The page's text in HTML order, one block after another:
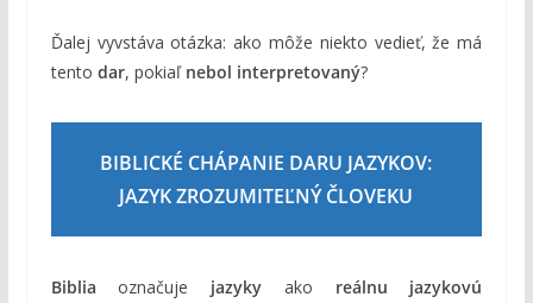
Ďalej vyvstáva otázka: ako môže niekto vedieť, že má
tento dar, pokiaľ nebol interpretovaný?
BIBLICKÉ CHÁPANIE DARU JAZYKOV:
JAZYK ZROZUMITEĽNÝ ČLOVEKU
Biblia označuje jazyky ako reálnu jazykovú